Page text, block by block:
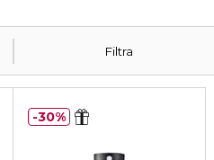
Filtra
30%